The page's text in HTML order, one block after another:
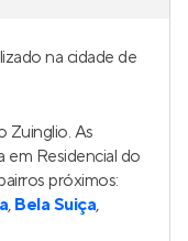
na cidade de
Zuinglio. As
em Residencial do
próximos:
, Bela Suiça,